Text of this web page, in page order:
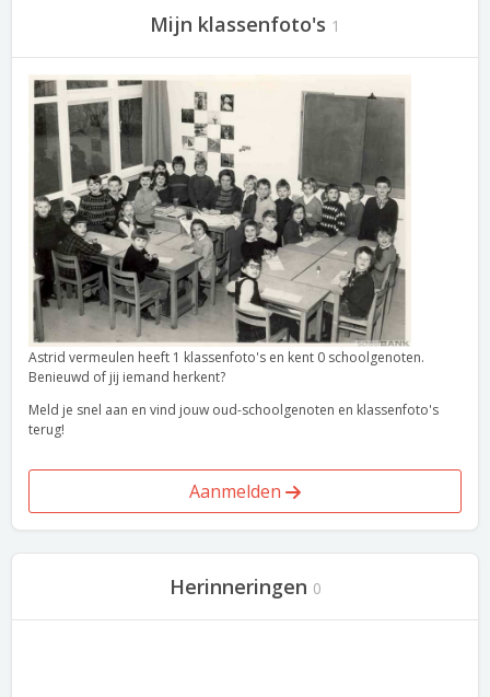
Mijn klassenfoto's 1
Astrid vermeulen heeft 1 klassenfoto's en kent 0 schoolgenoten.
Benieuwd of jij iemand herkent?
Meld je snel aan en vind jouw oud-schoolgenoten en klassenfoto's
terug!
Aanmelden
Herinneringen 0